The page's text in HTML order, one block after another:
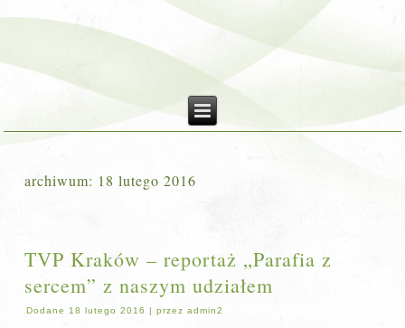
archiwum: 18 lutego 2016
TVP Kraków – reportaż „Parafia z
sercem” z naszym udziałem
Dodane 18 lutego 2016 |przez admin2